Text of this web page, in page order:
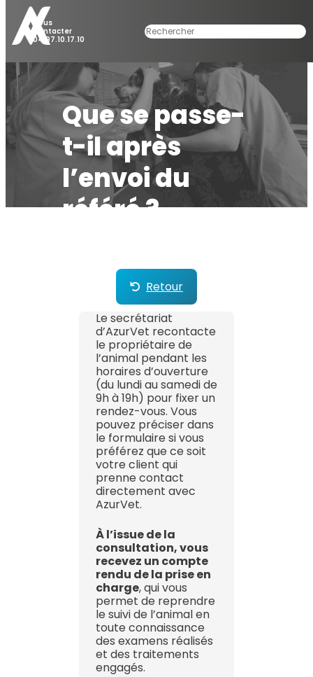
Nous
Contacter
04.97.10.17.10
Rechercher
Que se passe-
t-il après
l’envoi du
référé ?
Retour
Le secrétariat
d’AzurVet recontacte
le propriétaire de
l’animal pendant les
horaires d’ouverture
(du lundi au samedi de
9h à 19h) pour fixer un
rendez-vous. Vous
pouvez préciser dans
le formulaire si vous
préférez que ce soit
votre client qui
prenne contact
directement avec
AzurVet.
À l’issue de la
consultation, vous
recevez un compte
rendu de la prise en
charge, qui vous
permet de reprendre
le suivi de l’animal en
toute connaissance
des examens réalisés
et des traitements
engagés.